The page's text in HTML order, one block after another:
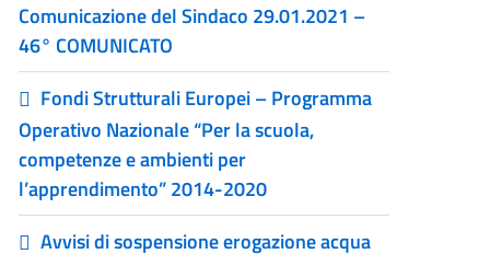
Comunicazione del Sindaco 29.01.2021 –
46° COMUNICATO
Fondi Strutturali Europei – Programma
Operativo Nazionale “Per la scuola,
competenze e ambienti per
l’apprendimento” 2014-2020
Avvisi di sospensione erogazione acqua